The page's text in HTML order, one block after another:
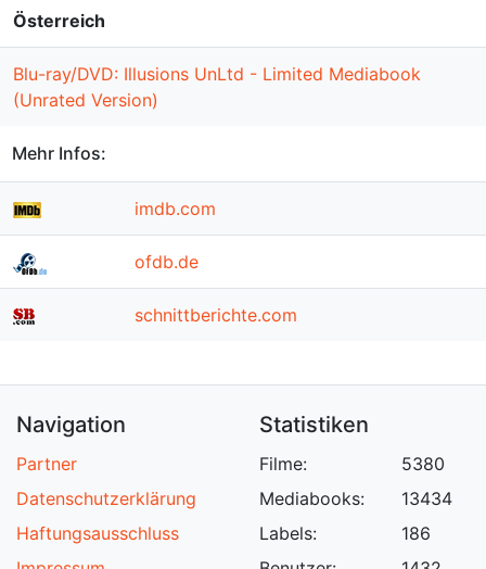
Österreich
Blu-ray/DVD: Illusions UnLtd - Limited Mediabook
(Unrated Version)
Mehr Infos:
imdb.com
ofdb.de
schnittberichte.com
Navigation
Partner
Datenschutzerklärung
Haftungsausschluss
Statistiken
Filme:
Mediabooks:
Labels:
5380
13434
186